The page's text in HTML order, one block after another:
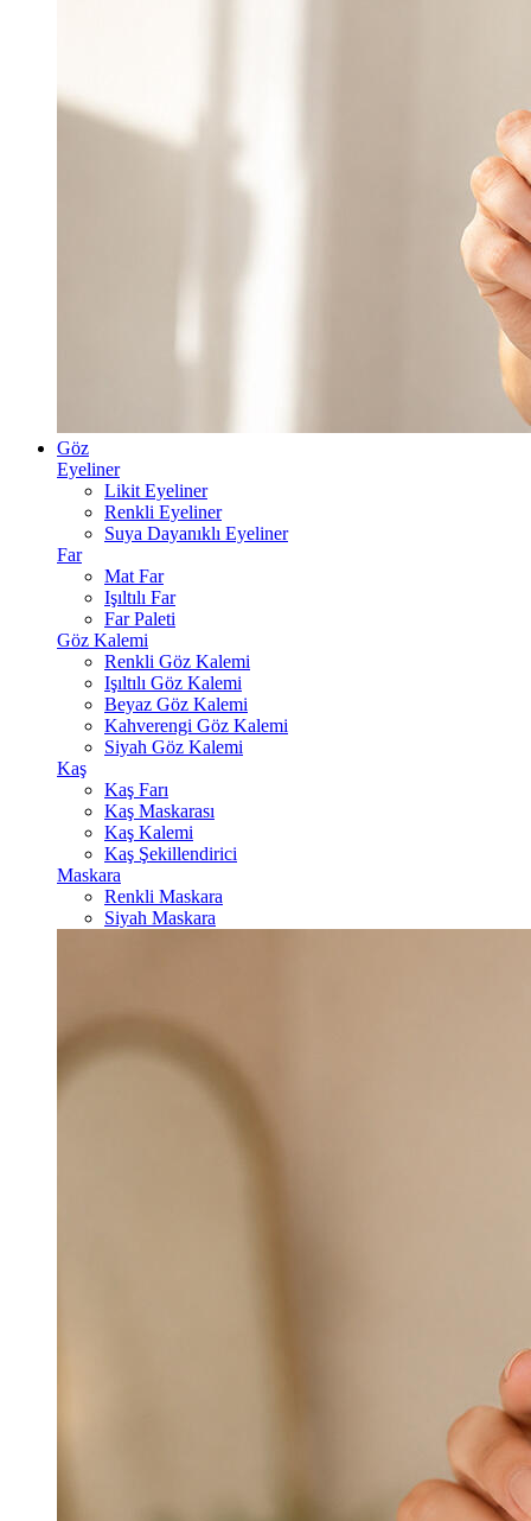
Göz
Eyeliner
Likit Eyeliner
Renkli Eyeliner
Suya Dayanıklı Eyeliner
Far
Mat Far
Işıltılı Far
Far Paleti
Göz Kalemi
Renkli Göz Kalemi
Işıltılı Göz Kalemi
Beyaz Göz Kalemi
Kahverengi Göz Kalemi
Siyah Göz Kalemi
Kaş
Kaş Farı
Kaş Maskarası
Kaş Kalemi
Kaş Şekillendirici
Maskara
Renkli Maskara
Siyah Maskara